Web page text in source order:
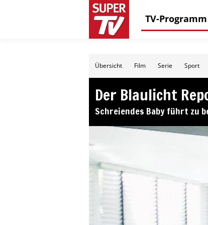
TV-Programm
Übersicht Film Serie Sport
Der Blaulicht
Schreiendes Baby führt zu